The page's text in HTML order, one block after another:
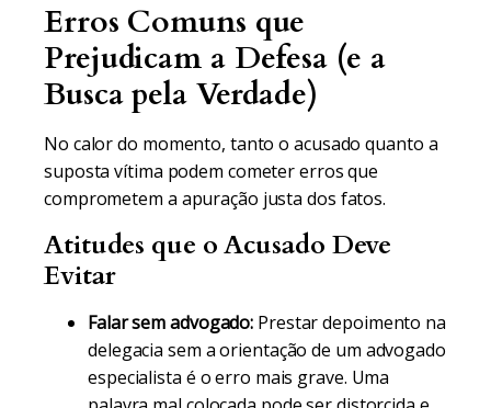
Erros Comuns que
Prejudicam a Defesa (e a
Busca pela Verdade)
No calor do momento, tanto o acusado quanto a
suposta vítima podem cometer erros que
comprometem a apuração justa dos fatos.
Atitudes que o Acusado Deve
Evitar
Falar sem advogado: Prestar depoimento na
delegacia sem a orientação de um advogado
especialista é o erro mais grave. Uma